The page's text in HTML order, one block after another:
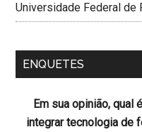
Universidade Federal de
ENQUETES
Em sua opinião, qual
integrar tecnologia de